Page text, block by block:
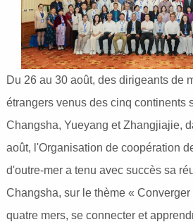
Du 26 au 30 août, des dirigeants de
étrangers venus des cinq continents
Changsha, Yueyang et Zhangjiajie,
août, l'Organisation de coopération
d'outre-mer a tenu avec succès sa
Changsha, sur le thème «
quatre mers, se connecter et